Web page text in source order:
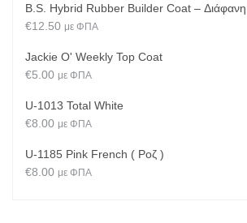
B.S. Hybrid Rubber Builder Coat –
€12.50 με ΦΠΑ
Jackie O' Weekly Top Coat
€5.00 με ΦΠΑ
U-1013 Total White
€8.00 με ΦΠΑ
U-1185 Pink French ( Ροζ )
€8.00 με ΦΠΑ